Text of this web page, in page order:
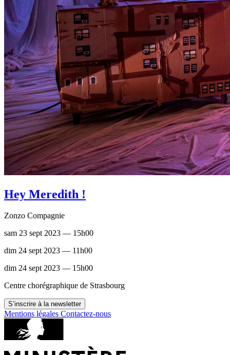
Hey Meredith !
Zonzo Compagnie
sam 23 sept 2023 — 15h00
dim 24 sept 2023 — 11h00
dim 24 sept 2023 — 15h00
Centre chorégraphique de Strasbourg
S’inscrire à la newsletter
Mentions légales Contactez-nous